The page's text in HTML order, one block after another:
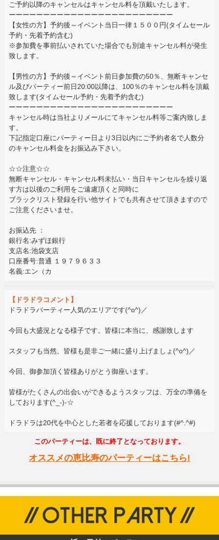
ご予約以降のキャンセルはキャンセル料を頂戴いたします。
ーーーーーーーーーーーーーーーーーーーーーーーー
【女性の方】予約後～イベント当日一律１５００円(タイムセール
予約・先着予約含む)
※参加費を事前払いされていた場合でも別途キャンセル料が発生
致します。
【男性の方】予約後～イベント前日参加費の50％、無断キャンセ
ル及びパーティー前日20:00以降は、100％のキャンセル料を頂戴
致します(タイムセール予約・先着予約含む)
ーーーーーーーーーーーーーーーーーーーーーーーー
キャンセル時は当社よりメールにてキャンセル料等ご案内致しま
す。
下記指定口座にパーティー日より3日以内にご予約者名で人数分
のキャンセル料金をお振込み下さい。
☆☆注意☆☆
無断キャンセル・キャンセル料未払い・当日キャンセルを繰り返
す方は以後のご利用をご遠慮頂くと同時に
ブラックリスト登録を行い他サイトでも共有させて頂きますので
ご注意くださいませ。
お振込先 ：
銀行名:みずほ銀行
支店名:池袋支店
口座番号:普通 １９７９６３３
名義:エン（カ
【ドラドラコメント】
ドラドラパーティー人気のエリアです(^o^)／
今回も大盛況となる様子です。皆様に本当に、感謝致します
スタッフも当然、皆様も是非ご一緒に盛り上げましょ(^o^)／
今回、御参加頂く皆様ありがとう御座います。
皆様がたくさんの出会いができるようスタッフは、万全の準備を
しております(^_-)-☆
ドラドラは20代を中心とした若者を応援しております(#^.^#)
このパーティーは、既に終了となっております。
オススメの恵比寿のパーティーはこちら!